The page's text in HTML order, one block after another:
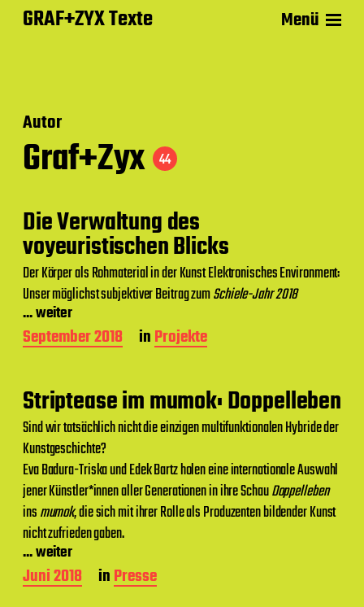
GRAF+ZYX Texte Menü
Autor
Graf+Zyx 44
Die Verwaltung des
voyeuristischen Blicks
Der Körper als Rohmaterial in der Kunst Elektronisches Environment:
Unser möglichst subjektiver Beitrag zumSchiele-Jahr 2018
... weiter
B
e
t
r
a
g
s
d
a
t
u
m
September 2018 inProjekte
Striptease im mumok: Doppelleben
Sind wir tatsächlich nicht die einzigen multifunktionalen Hybride der
Kunstgeschichte?
Eva Badura-Triska und Edek Bartz holen eine internationale Auswahl
jener Künstler*innen aller Generationen in ihre SchauDoppelleben
insmumok, die sich mit ihrer Rolle als Produzenten bildender Kunst
nicht zufrieden gaben.
... weiter
B
e
Juni 2018 inPresse